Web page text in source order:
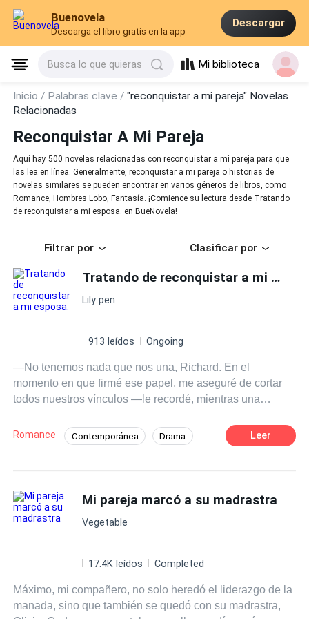
Buenovela
Descarga el libro gratis en la app
Descargar
Busca lo que quieras Mi biblioteca
Inicio / Palabras clave /"reconquistar a mi pareja" Novelas
Relacionadas
Reconquistar A Mi Pareja
Aquí hay 500 novelas relacionadas con reconquistar a mi pareja para que
las lea en línea. Generalmente, reconquistar a mi pareja o historias de
novelas similares se pueden encontrar en varios géneros de libros, como
Romance, Hombres Lobo, Fantasía. ¡Comience su lectura desde Tratando
de reconquistar a mi esposa. en BueNovela!
Filtrar por Clasificar por
Tratando de reconquistar a mi esposa.
Lily pen
913 leídos Ongoing
—No tenemos nada que nos una, Richard. En el
momento en que firmé ese papel, me aseguré de cortar
todos nuestros vínculos —le recordé, mientras una
risita, pasando la lengua por su labio inferior con un brillo
peligroso en los ojos. —Siempre serás mía, Reina,
importante de su vida, el corazón de Reina queda
destrozado cuando su esposo la arrolla con una
demanda de divorcio. Sin más opción que ceder, huye
parece marchar bien hasta que él reaparece años
saber que sus traviesos pequeños se pondrían del lado
de su padre? Lanzados a un mundo desconocido, se ven
Romance Contemporánea Drama
Segunda Oportunidad
Leer
Mi pareja marcó a su madrastra
Vegetable
17.4K leídos Completed
Máximo, mi compañero, no solo heredó el liderazgo de la
manada, sino que también se quedó con su madrastra,